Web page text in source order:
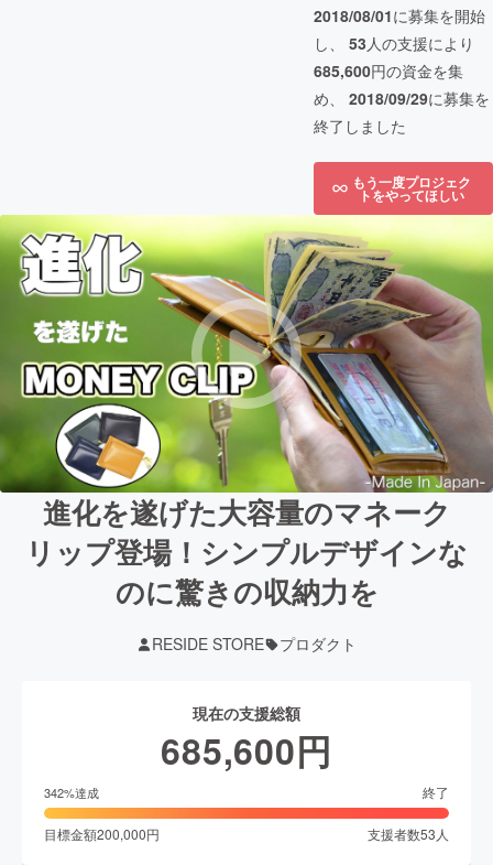
2018/08/01に募集を開始
し、 53人の支援により
685,600円の資金を集
め、 2018/09/29に募集を
終了しました
もう一度プロジェク
トをやってほしい
進化を遂げた大容量のマネーク
リップ登場！シンプルデザインな
のに驚きの収納力を
RESIDE STORE プロダクト
現在の支援総額
685,600円
342%達成 終了
目標金額200,000円 支援者数53 人